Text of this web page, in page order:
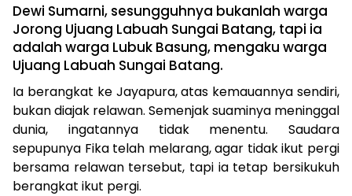
Dewi Sumarni, sesungguhnya bukanlah warga
Jorong Ujuang Labuah Sungai Batang, tapi ia
adalah warga Lubuk Basung, mengaku warga
Ujuang Labuah Sungai Batang.
Ia berangkat ke Jayapura, atas kemauannya sendiri,
bukan diajak relawan. Semenjak suaminya meninggal
dunia, ingatannya tidak menentu. Saudara
sepupunya Fika telah melarang, agar tidak ikut pergi
bersama relawan tersebut, tapi ia tetap bersikukuh
berangkat ikut pergi.